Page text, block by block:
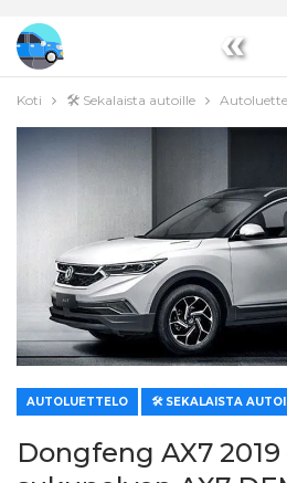
«
Koti 🛠️ Sekalaista autoille
AUTOLUETTELO
Dongfeng AX7 2019